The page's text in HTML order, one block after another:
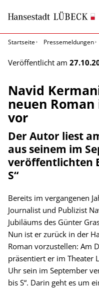
Startseite
Pressemeldungen
Veröffentlicht am
Navid
neuen
vor
Der Autor liest
aus seinem im
veröffentlichten
S“
Bereits im vergangenen
Journalist und Publizist
Jubiläums des Günter
Nun ist er zurück in der
Roman vorzustellen: Am
präsentiert er im Theater
Uhr sein im September
bis S“. Darin geht es um